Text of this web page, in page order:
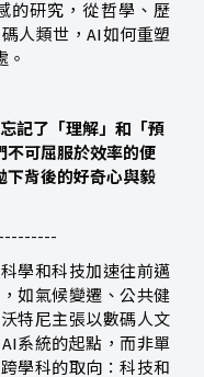
的研究，從哲學、歷
人類世，AI如何重塑
。
記了「理解」和「預
不可屈服於效率的便
下背後的好奇心與毅
學和科技加速往前邁
如氣候變遷、公共健
特尼主張以數碼人文
系統的起點，而非單
學科的取向：科技和